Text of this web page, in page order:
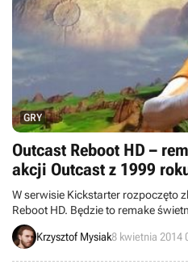
GRY
Outcast Reboot HD –
akcji Outcast z 1999
W serwisie Kickstarter rozpoczęto
Reboot HD. Będzie to remake
roku, który odtworzy zawartość
użyciu zaawansowanej
Krzysztof Mysiak8 kwietnia 2014